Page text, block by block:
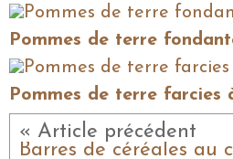
Pommes de terre
Pommes de terre farcies
« Article précédent